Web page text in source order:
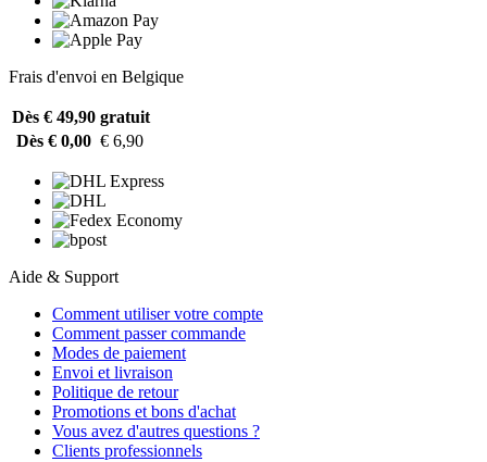
Frais d'envoi en Belgique
Dès € 49,90 gratuit
Dès € 0,00 € 6,90
Aide & Support
Comment utiliser votre compte
Comment passer commande
Modes de paiement
Envoi et livraison
Politique de retour
Promotions et bons d'achat
Vous avez d'autres questions ?
Clients professionnels